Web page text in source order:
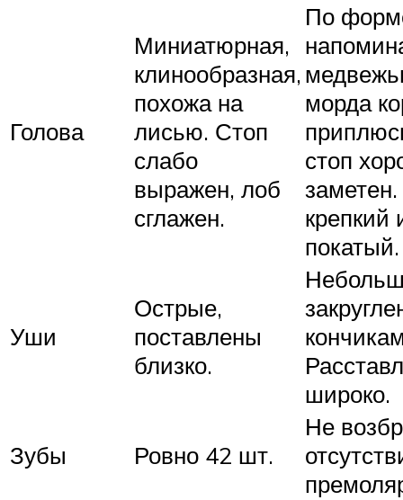
Голова
Миниатюрная,
клинообразная,
похожа на
лисью. Стоп
слабо
выражен, лоб
сглажен.
По
морда
стоп
крепкий
покатый.
Уши
Острые,
поставлены
близко.
широко.
Зубы Ровно 42 шт.
Не